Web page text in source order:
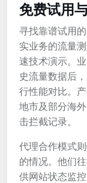
免费试用
寻找靠谱试用
实业务的流量
速技术演示。
史流量数据后
行性能对比。
地市及部分海
击拦截记录。
代理合作模式
的情况。他们
供网站状态监